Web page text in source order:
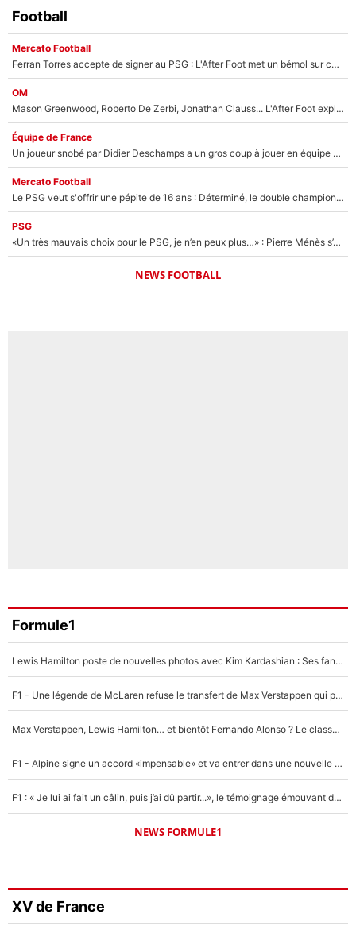
Football
Mercato Football
Ferran Torres accepte de signer au PSG : L'After Foot met un bémol sur ce transfert, le champion du monde va couter trop cher ?
OM
Mason Greenwood, Roberto De Zerbi, Jonathan Clauss... L'After Foot explique pourquoi Medhi Benatia a craqué à l'OM !
Équipe de France
Un joueur snobé par Didier Deschamps a un gros coup à jouer en équipe de France : Zinedine Zidane a trouvé son numéro 9 ?
Mercato Football
Le PSG veut s'offrir une pépite de 16 ans : Déterminé, le double champion d'Europe en titre est prêt à lâcher 40M€ pour celui que l'on compare déjà à Vinicius Jr !
PSG
«Un très mauvais choix pour le PSG, je n’en peux plus…» : Pierre Ménès s’est complètement trompé avec Luis Enrique et ces déclarations le prouvent !
NEWS FOOTBALL
Formule1
Lewis Hamilton poste de nouvelles photos avec Kim Kardashian : Ses fans le voient déjà redevenir champion du monde de F1 grâce à elle !
F1 - Une légende de McLaren refuse le transfert de Max Verstappen qui pourrait «faire des vagues» et plomber l'ambiance dans l'équipe
Max Verstappen, Lewis Hamilton… et bientôt Fernando Alonso ? Le classement des pilotes les mieux payés en Formule 1 risque de changer !
F1 - Alpine signe un accord «impensable» et va entrer dans une nouvelle dimension : Grande nouvelle pour Pierre Gasly !
F1 : « Je lui ai fait un câlin, puis j’ai dû partir...», le témoignage émouvant de Max Verstappen sur sa fille
NEWS FORMULE1
XV de France